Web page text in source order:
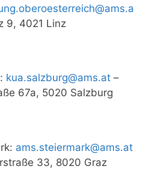
9, 4021 Linz
kua.salzburg@ams.at –
67a, 5020 Salzburg
ams.steiermark@ams.at
33, 8020 Graz